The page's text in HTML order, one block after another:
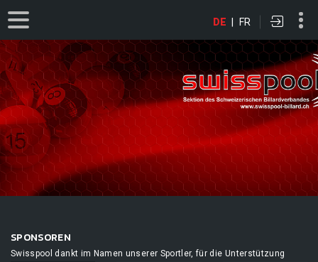
DE | FR
SPONSOREN
Swisspool dankt im Namen unserer Sportler, für die Unterstützung